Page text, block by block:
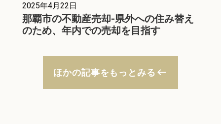
2025年4月22日
那覇市の不動産売却-県外への住み替え
のため、年内での売却を目指す
ほかの記事をもっとみる keyboard_backspace